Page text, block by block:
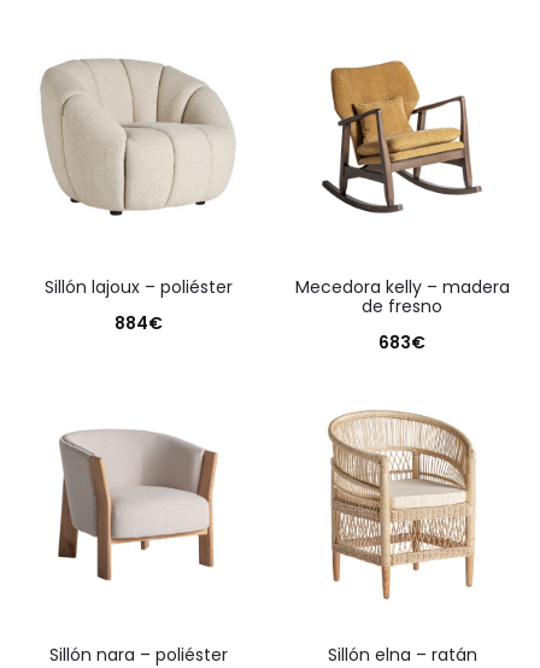
sillón lajoux – poliéster
884€
mecedora kelly – madera
de fresno
683€
sillón nara – poliéster
sillón elna – ratán